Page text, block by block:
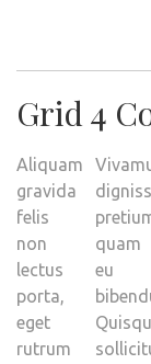
Grid 4
Aliquam
gravida
felis
non
lectus
porta,
eget
rutrum
quam
eu